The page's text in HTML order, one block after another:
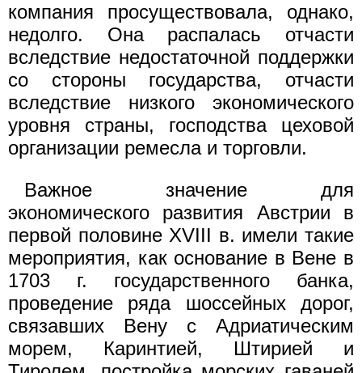
компания просуществовала, однако,
недолго. Она распалась отчасти
вследствие недостаточной поддержки
со стороны государства, отчасти
вследствие низкого экономического
уровня страны, господства цеховой
организации ремесла и торговли.
Важное значение для
экономического развития Австрии в
первой половине XVIII в. имели такие
мероприятия, как основание в Вене в
1703 г. государственного банка,
проведение ряда шоссейных дорог,
связавших Вену с Адриатическим
морем, Каринтией, Штирией и